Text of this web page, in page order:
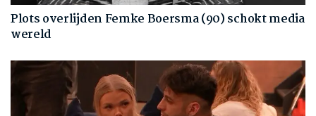
Plots overlijden Femke Boersma (90) schokt media
wereld